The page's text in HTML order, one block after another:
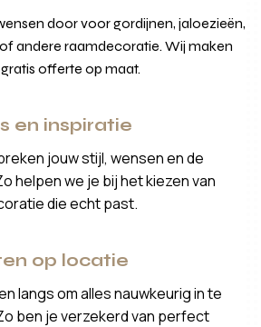
door voor gordijnen, jaloezieën,
andere raamdecoratie. Wij maken
offerte op maat.
en inspiratie
jouw stijl, wensen en de
helpen we je bij het kiezen van
die echt past.
op locatie
langs om alles nauwkeurig in te
ben je verzekerd van perfect